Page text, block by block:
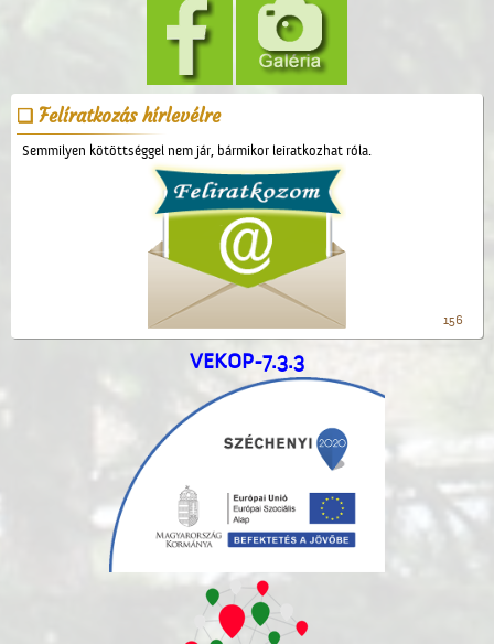
Felíratkozás hírlevélre
Semmilyen kötöttséggel nem jár, bármikor leiratkozhat róla.
156
VEKOP-7.3.3